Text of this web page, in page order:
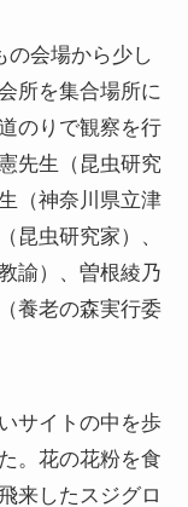
の会場から少し
所を集合場所に
のりで観察を行
先生（昆虫研究
（神奈川県立津
虫研究家）、
諭）、曽根綾乃
養老の森実行委
サイトの中を歩
。花の花粉を食
来したスジグロ